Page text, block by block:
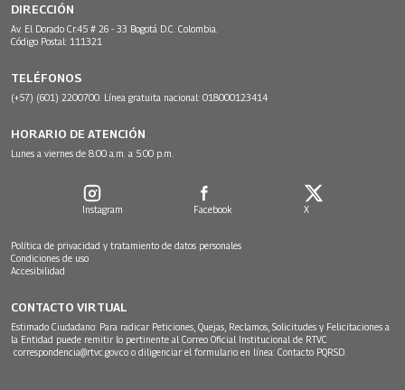
DIRECCIÓN
Av. El Dorado Cr.45 # 26 - 33 Bogotá D.C. Colombia.
Código Postal: 111321
TELÉFONOS
(+57) (601) 2200700. Línea gratuita nacional: 018000123414
HORARIO DE ATENCIÓN
Lunes a viernes de 8:00 a.m. a 5:00 p.m.
Instagram Facebook X
Política de privacidad y tratamiento de datos personales
Condiciones de uso
Accesibilidad
CONTACTO VIRTUAL
Estimado Ciudadano: Para radicar Peticiones, Quejas, Reclamos, Solicitudes y Felicitaciones a
la Entidad puede remitir lo pertinente al Correo Oficial Institucional de RTVC
correspondencia@rtvc.gov.co o diligenciar el formulario en línea: Contacto PQRSD.